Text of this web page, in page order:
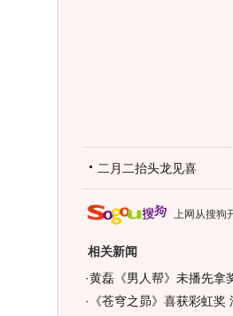
二月二抬头龙见喜
上网从搜狗
相关新闻
·黄磊《男人帮》未播先拿
· 《苍穹之昴》喜获彩虹